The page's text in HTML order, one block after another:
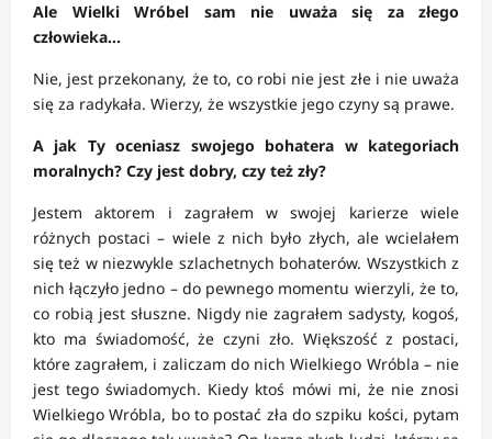
Ale Wielki Wróbel sam nie uważa się za złego
człowieka…
Nie, jest przekonany, że to, co robi nie jest złe i nie uważa
się za radykała. Wierzy, że wszystkie jego czyny są prawe.
A jak Ty oceniasz swojego bohatera w kategoriach
moralnych? Czy jest dobry, czy też zły?
Jestem aktorem i zagrałem w swojej karierze wiele
różnych postaci – wiele z nich było złych, ale wcielałem
się też w niezwykle szlachetnych bohaterów. Wszystkich z
nich łączyło jedno – do pewnego momentu wierzyli, że to,
co robią jest słuszne. Nigdy nie zagrałem sadysty, kogoś,
kto ma świadomość, że czyni zło. Większość z postaci,
które zagrałem, i zaliczam do nich Wielkiego Wróbla – nie
jest tego świadomych. Kiedy ktoś mówi mi, że nie znosi
Wielkiego Wróbla, bo to postać zła do szpiku kości, pytam